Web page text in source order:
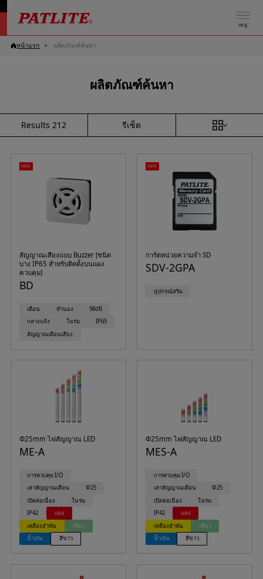
เมนู
หน้าแรก ผลิตภัณฑ์ค้นหา
ผลิตภัณฑ์ค้นหา
Results212 รีเซ็ต
NEW
สัญญาณเสียงแบบ Buzzer (ชนิด
บาง IP65 สำหรับติดตั้งบนแผง
ควบคุม)
BD
เตือน ทำนอง
98dB
กลางแจ้ง
ในร่ม
IP65
สัญญาณเตือนเสียง
NEW
การ์ดหน่วยความจำ SD
SDV-2GPA
อุปกรณ์สริม
Φ25mm ไฟสัญญาณ LED
ME-A
การควบคุม I/O
เสาสัญญาณเตือน
Φ25
เปิดต่อเนื่อง
ในร่ม
IP42
แดง
เหลืองอำพัน
เขียว
น้ำเงิน
สีขาว
Φ25mm ไฟสัญญาณ LED
MES-A
การควบคุม I/O
เสาสัญญาณเตือน
Φ25
เปิดต่อเนื่อง
ในร่ม
IP42
แดง
เหลืองอำพัน
เขียว
น้ำเงิน
สีขาว